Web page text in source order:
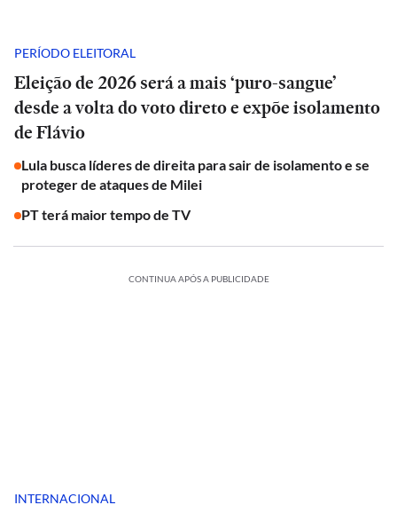
PERÍODO ELEITORAL
Eleição de 2026 será a mais ‘puro-sangue’
desde a volta do voto direto e expõe isolamento
de Flávio
Lula busca líderes de direita para sair de isolamento e se
proteger de ataques de Milei
PT terá maior tempo de TV
CONTINUA APÓS A PUBLICIDADE
INTERNACIONAL